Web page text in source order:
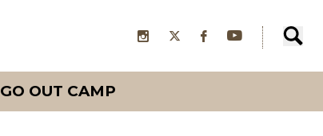
GO OUT CAMP